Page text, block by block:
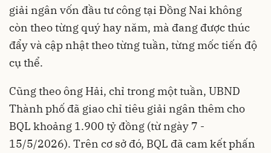
giải ngân vốn đầu tư công tại Đồng Nai không
còn theo từng quý hay năm, mà đang được thúc
đẩy và cập nhật theo từng tuần, từng mốc tiến độ
cụ thể.
Cũng theo ông Hải, chỉ trong một tuần, UBND
Thành phố đã giao chỉ tiêu giải ngân thêm cho
BQL khoảng 1.900 tỷ đồng (từ ngày 7 -
15/5/2026). Trên cơ sở đó, BQL đã cam kết phấn